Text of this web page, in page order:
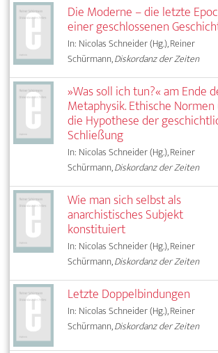
Die Moderne – die letzte
einer geschlossenen
In: Nicolas Schneider (Hg.), Reiner
Schürmann,Diskordanz der Zeiten
»Was soll ich tun?« am Ende
Metaphysik. Ethische
die Hypothese der
Schließung
In: Nicolas Schneider (Hg.), Reiner
Schürmann,Diskordanz der Zeiten
Wie man sich selbst als
anarchistisches Subjekt
konstituiert
In: Nicolas Schneider (Hg.), Reiner
Schürmann,Diskordanz der Zeiten
Letzte Doppelbindungen
In: Nicolas Schneider (Hg.), Reiner
Schürmann,Diskordanz der Zeiten